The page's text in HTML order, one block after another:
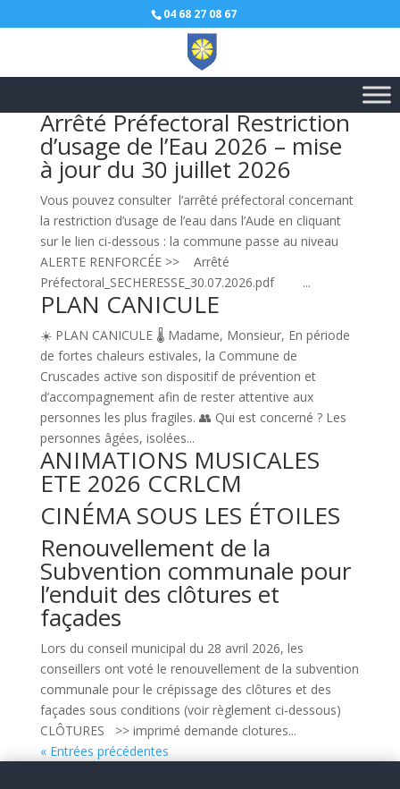
04 68 27 08 67
Arrêté Préfectoral Restriction
d’usage de l’Eau 2026 – mise
à jour du 30 juillet 2026
Vous pouvez consulter l’arrêté préfectoral concernant
la restriction d’usage de l’eau dans l’Aude en cliquant
sur le lien ci-dessous : la commune passe au niveau
ALERTE RENFORCÉE >> Arrêté
Préfectoral_SECHERESSE_30.07.2026.pdf ...
PLAN CANICULE
☀️ PLAN CANICULE 🌡️ Madame, Monsieur, En période
de fortes chaleurs estivales, la Commune de
Cruscades active son dispositif de prévention et
d’accompagnement afin de rester attentive aux
personnes les plus fragiles. 👥 Qui est concerné ? Les
personnes âgées, isolées...
ANIMATIONS MUSICALES
ETE 2026 CCRLCM
CINÉMA SOUS LES ÉTOILES
Renouvellement de la
Subvention communale pour
l’enduit des clôtures et
façades
Lors du conseil municipal du 28 avril 2026, les
conseillers ont voté le renouvellement de la subvention
communale pour le crépissage des clôtures et des
façades sous conditions (voir règlement ci-dessous)
CLÔTURES >> imprimé demande clotures...
« Entrées précédentes